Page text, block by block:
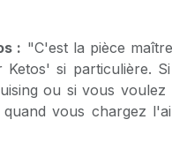
: "C'est la pièce
si particulière.
ou si vous
vous chargez